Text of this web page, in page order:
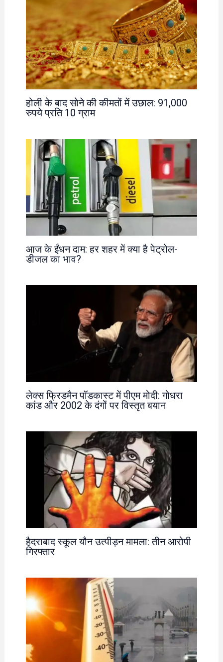
होली के बाद सोने की कीमतों में उछाल: 91,000
रुपये प्रति 10 ग्राम
आज के ईंधन दाम: हर शहर में क्या है पेट्रोल-
डीजल का भाव?
लेक्स फ्रिडमैन पॉडकास्ट में पीएम मोदी: गोधरा
कांड और 2002 के दंगों पर विस्तृत बयान
हैदराबाद स्कूल यौन उत्पीड़न मामला: तीन आरोपी
गिरफ्तार